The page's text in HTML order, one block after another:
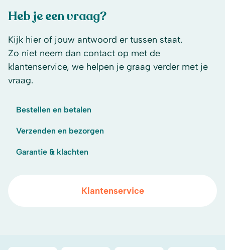
Heb je een vraag?
Kijk hier of jouw antwoord er tussen staat.
Zo niet neem dan contact op met de
klantenservice, we helpen je graag verder met je
vraag.
Bestellen en betalen
Verzenden en bezorgen
Garantie & klachten
Klantenservice